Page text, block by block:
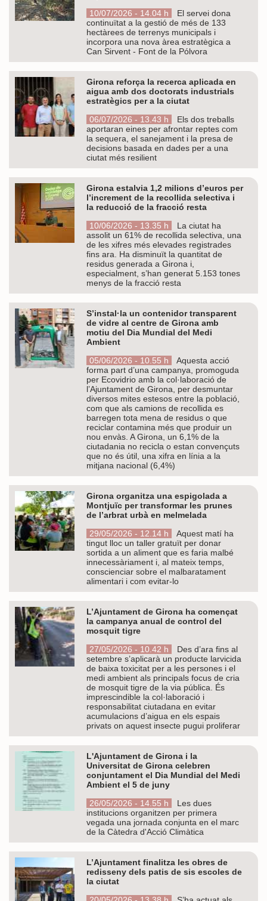
10/07/2026 - 14.04 h
El servei dona
continuïtat a la gestió de més de 133
hectàrees de terrenys municipals i
incorpora una nova àrea estratègica a
Can Sirvent - Font de la Pólvora
Girona reforça la recerca aplicada en
aigua amb dos doctorats industrials
estratègics per a la ciutat
06/07/2026 - 13.43 h
Els dos treballs
aportaran eines per afrontar reptes com
la sequera, el sanejament i la presa de
decisions basada en dades per a una
ciutat més resilient
Girona estalvia 1,2 milions d’euros per
l’increment de la recollida selectiva i
la reducció de la fracció resta
10/06/2026 - 13.35 h
La ciutat ha
assolit un 61% de recollida selectiva, una
de les xifres més elevades registrades
fins ara. Ha disminuït la quantitat de
residus generada a Girona i,
especialment, s’han generat 5.153 tones
menys de la fracció resta
S’instal·la un contenidor transparent
de vidre al centre de Girona amb
motiu del Dia Mundial del Medi
Ambient
05/06/2026 - 10.55 h
Aquesta acció
forma part d’una campanya, promoguda
per Ecovidrio amb la col·laboració de
l’Ajuntament de Girona, per desmuntar
diversos mites estesos entre la població,
com que als camions de recollida es
barregen tota mena de residus o que
reciclar contamina més que produir un
nou envàs. A Girona, un 6,1% de la
ciutadania no recicla o estan convençuts
que no és útil, una xifra en línia a la
mitjana nacional (6,4%)
Girona organitza una espigolada a
Montjuïc per transformar les prunes
de l’arbrat urbà en melmelada
29/05/2026 - 12.14 h
Aquest matí ha
tingut lloc un taller gratuït per donar
sortida a un aliment que es faria malbé
innecessàriament i, al mateix temps,
conscienciar sobre el malbaratament
alimentari i com evitar-lo
L’Ajuntament de Girona ha començat
la campanya anual de control del
mosquit tigre
27/05/2026 - 10.42 h
Des d’ara fins al
setembre s’aplicarà un producte larvicida
de baixa toxicitat per a les persones i el
medi ambient als principals focus de cria
de mosquit tigre de la via pública. És
imprescindible la col·laboració i
responsabilitat ciutadana en evitar
acumulacions d’aigua en els espais
privats on aquest insecte pugui proliferar
L'Ajuntament de Girona i la
Universitat de Girona celebren
conjuntament el Dia Mundial del Medi
Ambient el 5 de juny
26/05/2026 - 14.55 h
Les dues
institucions organitzen per primera
vegada una jornada conjunta en el marc
de la Càtedra d'Acció Climàtica
L’Ajuntament finalitza les obres de
redisseny dels patis de sis escoles de
la ciutat